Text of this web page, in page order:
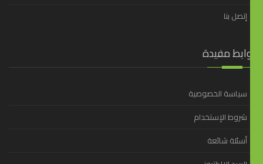
إتصل بنا
مفيدة
سياسة الخصوصية
شروط الإستخدام
أسئلة شائعة